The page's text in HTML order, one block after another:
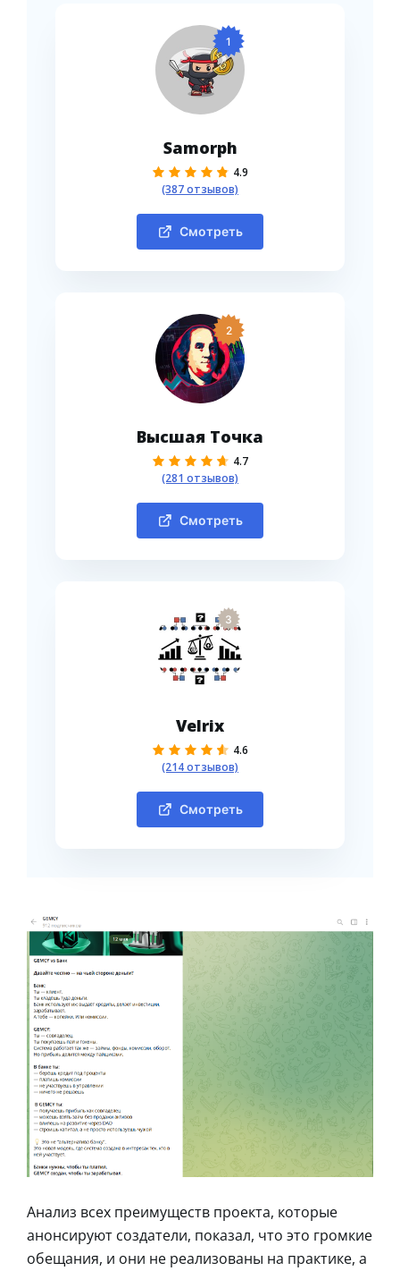
1
Samorph
4.9
(387 отзывов)
Смотреть
2
Высшая Точка
4.7
(281 отзывов)
Смотреть
3
Velrix
4.6
(214 отзывов)
Смотреть
Анализ всех преимуществ проекта, которые
анонсируют создатели, показал, что это громкие
обещания, и они не реализованы на практике, а